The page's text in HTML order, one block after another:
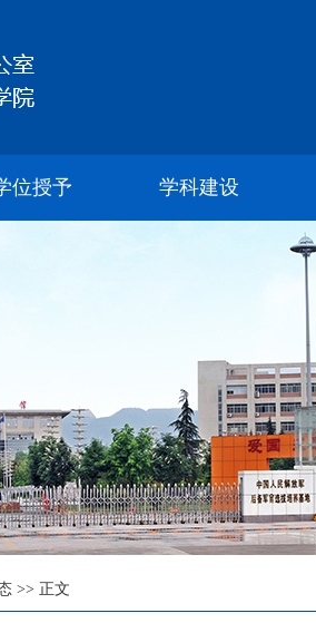
位授予 学科建设
>> 正文